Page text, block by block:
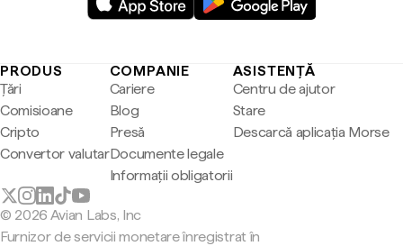
PRODUS
Țări
Comisioane
Cripto
Convertor valutar
COMPANIE
Cariere
Blog
Presă
Documente legale
Informații obligatorii
ASISTENȚĂ
Centru de ajutor
Stare
Descarcă aplicația Morse
© 2026 Avian Labs, Inc
Furnizor de servicii monetare înregistrat în